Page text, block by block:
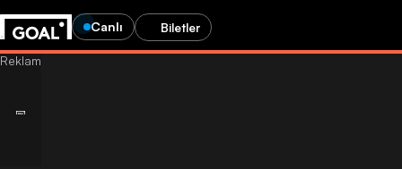
Canlı Biletler